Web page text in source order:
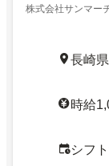
株式会社サンマー
長崎
時給
シフ